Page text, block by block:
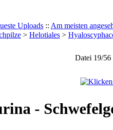
Uploads :: Am meisten
> Helotiales >
Datei 19/56
-